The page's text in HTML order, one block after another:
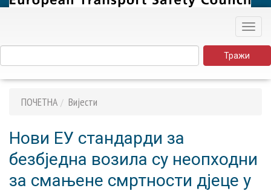
ПОЧЕТНА Вијести
Нови ЕУ стандарди за
безбједна возила су неопходни
за смањене смртности дјеце у